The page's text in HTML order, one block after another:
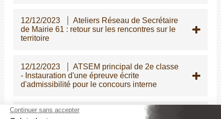
12/12/2023
Ateliers Réseau de Secrétaire
de Mairie 61 : retour sur les rencontres sur le
territoire
12/12/2023
ATSEM principal de 2e classe
- Instauration d'une épreuve écrite
d'admissibilité pour le concours interne
05/12/2023
Modifications des dispositions